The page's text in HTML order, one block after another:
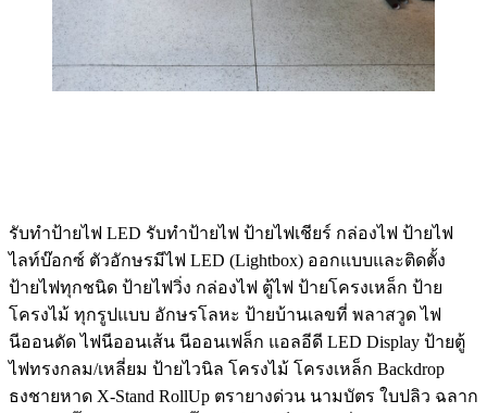
รับทําป้ายไฟ LED รับทำป้ายไฟ ป้ายไฟเชียร์ กล่องไฟ ป้ายไฟ
ไลท์บ๊อกซ์ ตัวอักษรมีไฟ LED (Lightbox) ออกแบบและติดตั้ง
ป้ายไฟทุกชนิด ป้ายไฟวิ่ง กล่องไฟ ตู้ไฟ ป้ายโครงเหล็ก ป้าย
โครงไม้ ทุกรูปแบบ อักษรโลหะ ป้ายบ้านเลขที่ พลาสวูด ไฟ
นีออนดัด ไฟนีออนเส้น นีออนเฟล็ก แอลอีดี LED Display ป้ายตู้
ไฟทรงกลม/เหลี่ยม ป้ายไวนิล โครงไม้ โครงเหล็ก Backdrop
ธงชายหาด X-Stand RollUp ตรายางด่วน นามบัตร ใบปลิว ฉลาก